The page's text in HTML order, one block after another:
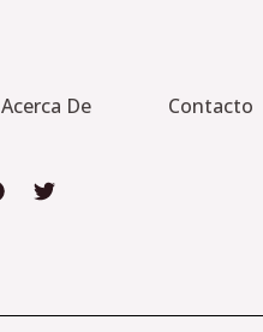
Acerca De Contacto